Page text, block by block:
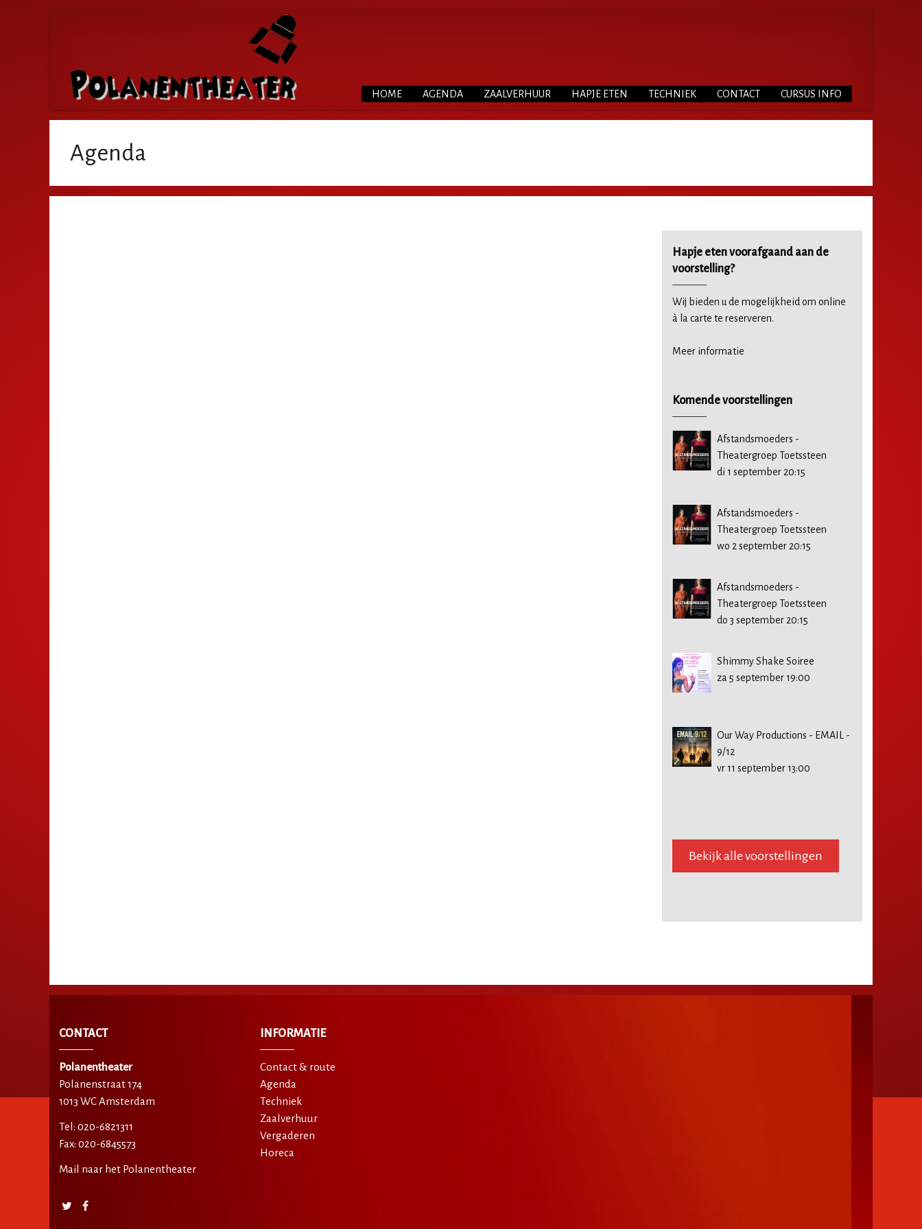
HOME AGENDA ZAALVERHUUR HAPJE ETEN TECHNIEK CONTACT CURSUS INFO
Agenda
Hapje eten voorafgaand aan de
voorstelling?
Wij bieden u de mogelijkheid om online
à la carte te reserveren.
Meer informatie
Komende voorstellingen
Afstandsmoeders -
Theatergroep Toetssteen
di 1 september 20:15
Afstandsmoeders -
Theatergroep Toetssteen
wo 2 september 20:15
Afstandsmoeders -
Theatergroep Toetssteen
do 3 september 20:15
Shimmy Shake Soiree
za 5 september 19:00
Our Way Productions - EMAIL -
9/12
vr 11 september 13:00
Bekijk alle voorstellingen
CONTACT
Polanentheater
Polanenstraat 174
1013 WC Amsterdam
Tel: 020-6821311
Fax: 020-6845573
Mail naar het Polanentheater
INFORMATIE
Contact & route
Agenda
Techniek
Zaalverhuur
Vergaderen
Horeca